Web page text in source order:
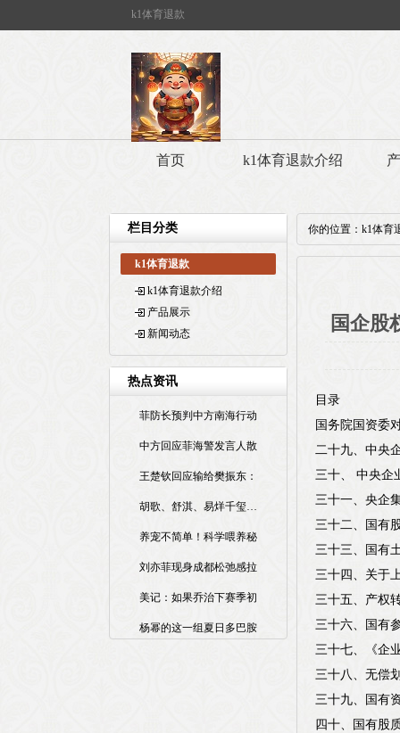
k1体育退款
首页 k1体育退款介绍
栏目分类
k1体育退款
k1体育退款介绍
产品展示
新闻动态
热点资讯
菲防长预判中方南海行动
中方回应菲海警发言人散
王楚钦回应输给樊振东：
胡歌、舒淇、易烊千玺…
养宠不简单！科学喂养秘
刘亦菲现身成都松弛感拉
美记：如果乔治下赛季初
杨幂的这一组夏日多巴胺
你的位置： k1体育
国企股
目录
国务院国资委
二十九、中央
三十、 中央企
三十一、央企
三十二、国有
三十三、国有
三十四、关于
三十五、产权
三十六、国有
三十七、《企
三十八、无偿
三十九、国有
四十、国有股